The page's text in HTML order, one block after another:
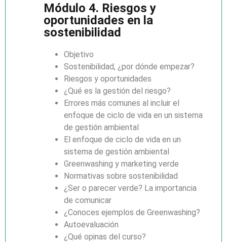
Módulo 4. Riesgos y
oportunidades en la
sostenibilidad
Objetivo
Sostenibilidad, ¿por dónde empezar?
Riesgos y oportunidades
¿Qué es la gestión del riesgo?
Errores más comunes al incluir el
enfoque de ciclo de vida en un sistema
de gestión ambiental
El enfoque de ciclo de vida en un
sistema de gestión ambiental
Greenwashing y marketing verde
Normativas sobre sostenibilidad
¿Ser o parecer verde? La importancia
de comunicar
¿Conoces ejemplos de Greenwashing?
Autoevaluación
¿Qué opinas del curso?